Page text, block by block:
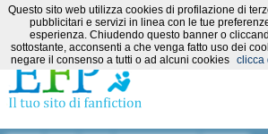
Categorie:
Questo sito web utilizza cookies di profilazione di
pubblicitari e servizi in linea con le tue
esperienza. Chiudendo questo banner o
sottostante, acconsenti a che venga fatto uso dei
negare il consenso a tutti o ad alcuni cookies clicca